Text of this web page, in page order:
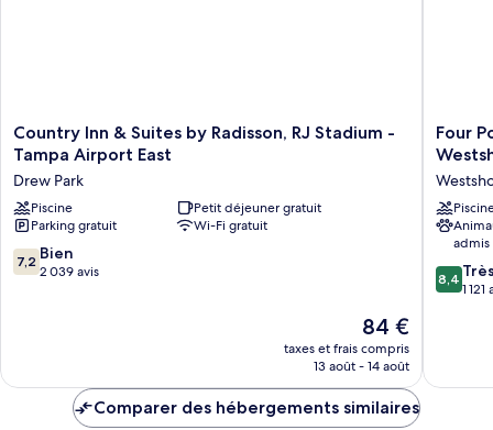
Country
Inn
Suites
by
Radisson,
RJ
Stadium
Park
Country Inn & Suites by Radisson, RJ Stadium -
Tampa Airport East
Drew Park
Piscine
Petit déjeuner gratuit
Parking gratuit
Wi-Fi gratuit
7.2
sur
7,2 Bien
2 039 avis
Le
nouveau
prix
de
84 €
taxes et frais compris
13 août - 14 août
Four
Points
Suites
Tampa
Airport
Four
admis
8.4
sur
8,4
1 121
Comparer des hébergements similaires